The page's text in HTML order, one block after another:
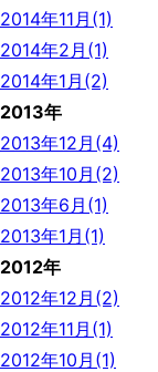
2014年11月(1)
2014年2月(1)
2014年1月(2)
2013年
2013年12月(4)
2013年10月(2)
2013年6月(1)
2013年1月(1)
2012年
2012年12月(2)
2012年11月(1)
2012年10月(1)